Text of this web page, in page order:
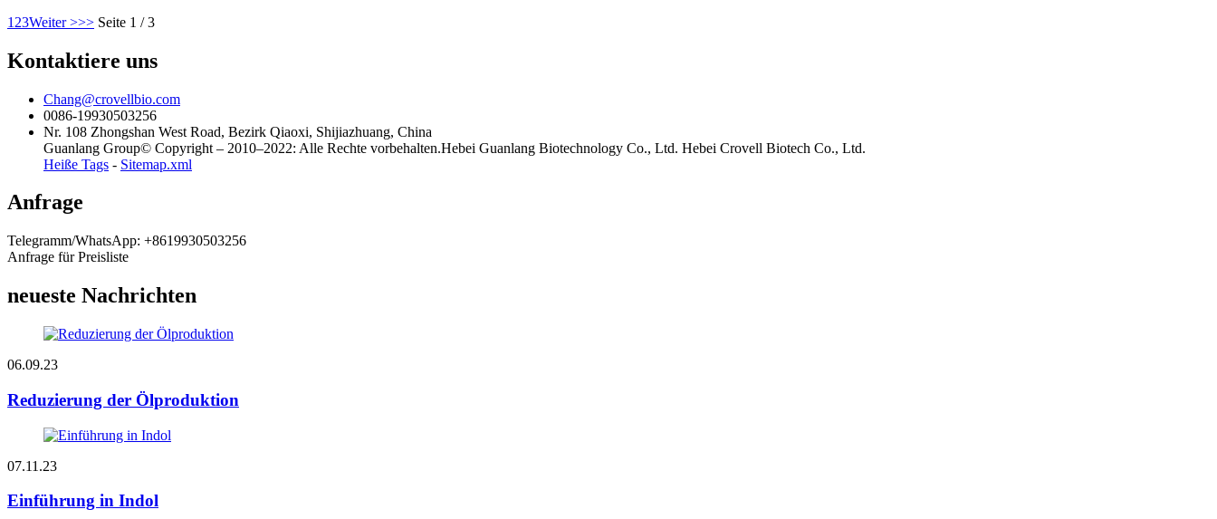
1 23Weiter >>> Seite 1 / 3
Kontaktiere uns
Chang@crovellbio.com
0086-19930503256
Nr. 108 Zhongshan West Road, Bezirk Qiaoxi, Shijiazhuang, China
Guanlang Group© Copyright – 2010–2022: Alle Rechte vorbehalten.Hebei Guanlang Biotechnology Co., Ltd. Hebei Crovell Biotech Co., Ltd.
Heiße Tags - Sitemap.xml
Anfrage
Telegramm/WhatsApp: +8619930503256
Anfrage für Preisliste
neueste Nachrichten
06.09.23
Reduzierung der Ölproduktion
07.11.23
Einführung in Indol